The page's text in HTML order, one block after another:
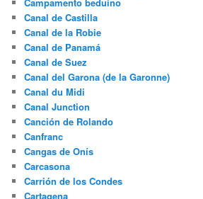
Canal de Castilla
Canal de la Robie
Canal de Panamá
Canal de Suez
Canal del Garona (de la Garonne)
Canal du Midi
Canal Junction
Canción de Rolando
Canfranc
Cangas de Onís
Carcasona
Carrión de los Condes
Cartagena